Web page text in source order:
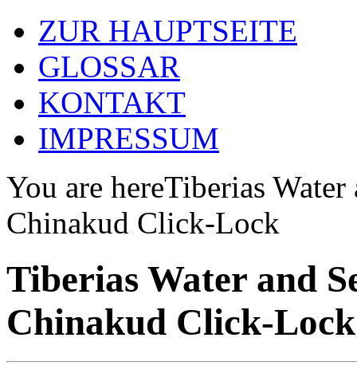
ZUR HAUPTSEITE
GLOSSAR
KONTAKT
IMPRESSUM
You are hereTiberias Water
Chinakud Click-Lock
Tiberias Water and
Chinakud Click-Lock